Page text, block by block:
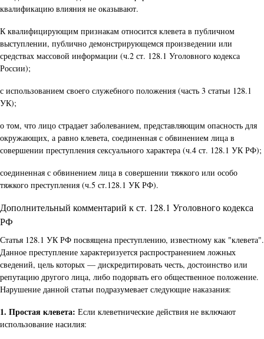
квалификацию влияния не оказывают.
К квалифицирующим признакам относится клевета в публичном
выступлении, публично демонстрирующемся произведении или
средствах массовой информации (ч.2 ст. 128.1 Уголовного кодекса
России);
с использованием своего служебного положения (часть 3 статьи 128.1
УК);
о том, что лицо страдает заболеванием, представляющим опасность для
окружающих, а равно клевета, соединенная с обвинением лица в
совершении преступления сексуального характера (ч.4 ст. 128.1 УК РФ);
соединенная с обвинением лица в совершении тяжкого или особо
тяжкого преступления (ч.5 ст.128.1 УК РФ).
Дополнительный комментарий к ст. 128.1 Уголовного кодекса
РФ
Статья 128.1 УК РФ посвящена преступлению, известному как "клевета".
Данное преступление характеризуется распространением ложных
сведений, цель которых — дискредитировать честь, достоинство или
репутацию другого лица, либо подорвать его общественное положение.
Нарушение данной статьи подразумевает следующие наказания:
1. Простая клевета: Если клеветнические действия не включают
использование насилия: